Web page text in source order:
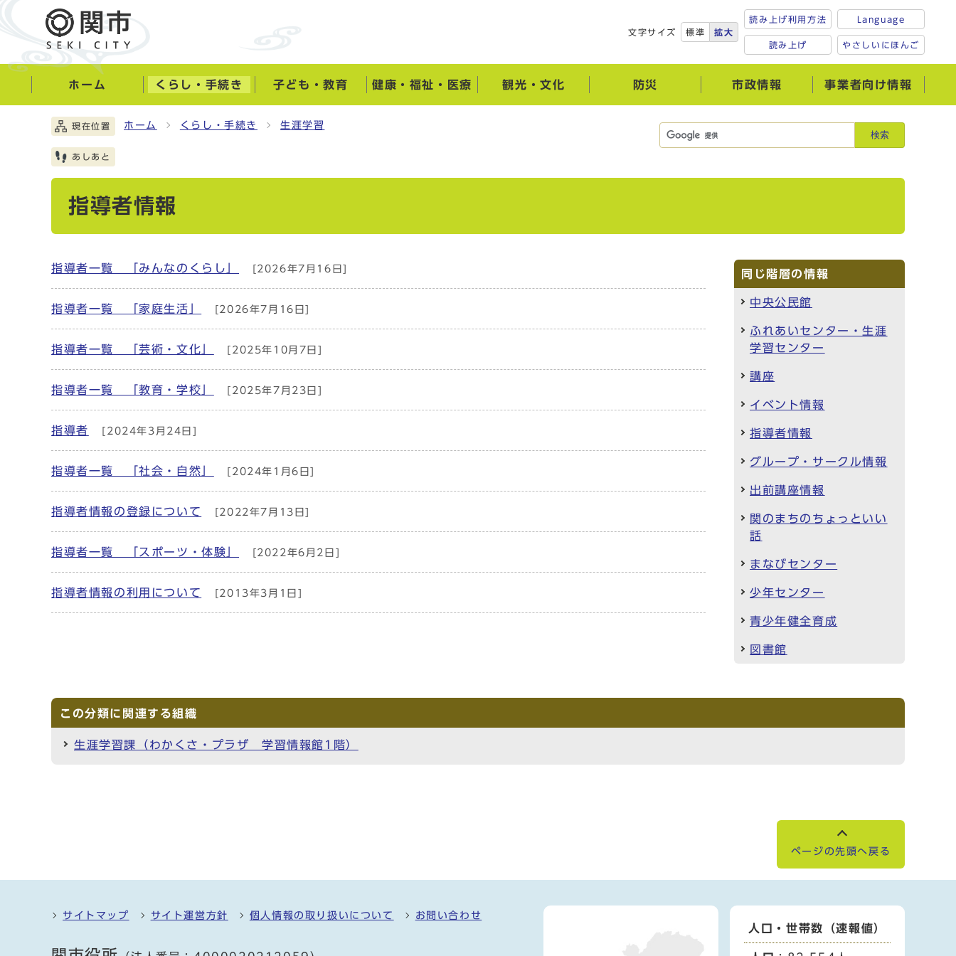
文字サイズ 標準 拡大
読み上げ利用方法
読み上げ
Language
やさしいにほんご
ホーム くらし・手続き 子ども・教育 健康・福祉・医療 観光・文化 防災 市政情報 事業者向け情報
検索
現在位置 ホーム くらし・手続き 生涯学習
あしあと
指導者情報
指導者一覧 「みんなのくらし」 [2026年7月16日]
指導者一覧 「家庭生活」 [2026年7月16日]
指導者一覧 「芸術・文化」 [2025年10月7日]
指導者一覧 「教育・学校」 [2025年7月23日]
指導者 [2024年3月24日]
指導者一覧 「社会・自然」 [2024年1月6日]
指導者情報の登録について [2022年7月13日]
指導者一覧 「スポーツ・体験」 [2022年6月2日]
指導者情報の利用について [2013年3月1日]
同じ階層の情報
中央公民館
ふれあいセンター・生涯
学習センター
講座
イベント情報
指導者情報
グループ・サークル情報
出前講座情報
関のまちのちょっといい
話
まなびセンター
少年センター
青少年健全育成
図書館
この分類に関連する組織
生涯学習課（わかくさ・プラザ 学習情報館1階）
ページの先頭へ戻る
サイトマップ サイト運営方針 個人情報の取り扱いについて お問い合わせ
人口・世帯数（速報値）